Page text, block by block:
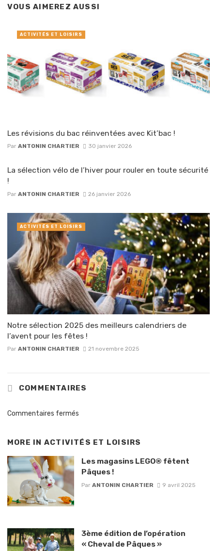
VOUS AIMEREZ AUSSI
Les révisions du bac réinventées avec Kit’bac !
Par ANTONIN CHARTIER 30 janvier 2026
ACTIVITÉS ET LOISIRS
La sélection vélo de l’hiver pour rouler en toute sécurité
!
Par ANTONIN CHARTIER 26 janvier 2026
Notre sélection 2025 des meilleurs calendriers de
l’avent pour les fêtes !
Par ANTONIN CHARTIER 21 novembre 2025
ACTIVITÉS ET LOISIRS
COMMENTAIRES
Commentaires fermés
MORE IN ACTIVITÉS ET LOISIRS
Les magasins LEGO® fêtent
Pâques !
Par ANTONIN CHARTIER 9 avril 2025
3ème édition de l’opération
« Cheval de Pâques »